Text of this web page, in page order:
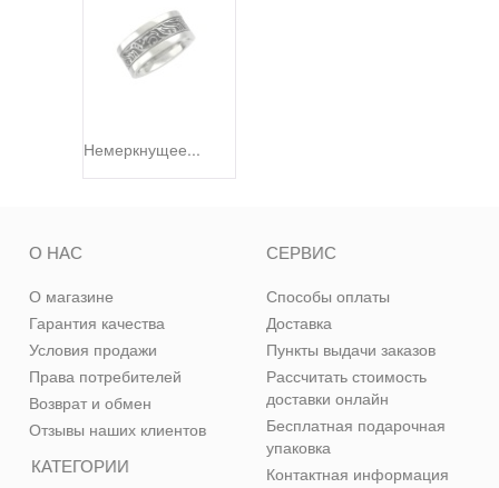
Немеркнущее...
КАТЕГОРИИ
О НАС
О магазине
Гарантия качества
Условия продажи
Права потребителей
Возврат и обмен
Отзывы наших клиентов
СЕРВИС
Способы оплаты
Доставка
Пункты выдачи заказов
Рассчитать стоимость
доставки онлайн
Бесплатная подарочная
упаковка
Контактная информация